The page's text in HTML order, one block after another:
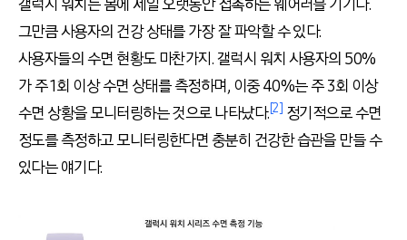
갤럭시 워치는 몸에 제일 오랫동안 접촉하는 웨어러블 기기다.
그만큼 사용자의 건강 상태를 가장 잘 파악할 수 있다.
사용자들의 수면 현황도 마찬가지 .갤럭시 워치 사용자의 50%
가 주1회 이상 수면 상태를 측정하며, 이중40%는 주3회 이상
수면 상황을 모니터링하는 것으로 나타났다.[2] 정기적으로 수면
정도를 측정하고 모니터링한다면 충분히 건강한 습관을 만들 수
있다는 얘기다.